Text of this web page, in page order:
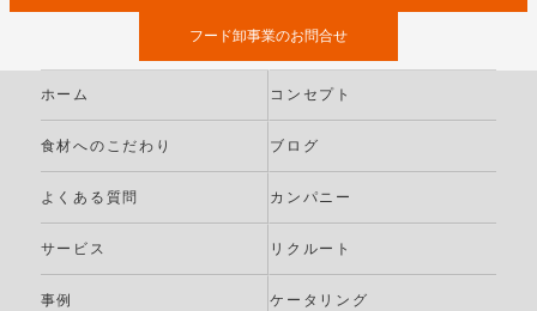
フード卸事業のお問合せ
ホーム コンセプト
食材へのこだわり ブログ
よくある質問 カンパニー
サービス リクルート
事例
ケータリング